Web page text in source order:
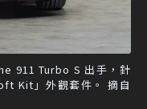
911 Turbo S 出手，針
Kit」外觀套件。 摘自